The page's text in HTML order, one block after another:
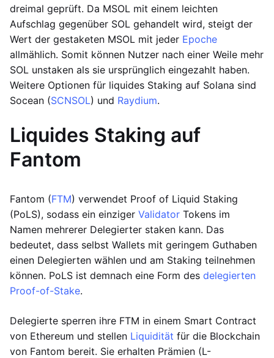
dreimal geprüft. Da MSOL mit einem leichten
Aufschlag gegenüber SOL gehandelt wird, steigt der
Wert der gestaketen MSOL mit jeder Epoche
allmählich. Somit können Nutzer nach einer Weile mehr
SOL unstaken als sie ursprünglich eingezahlt haben.
Weitere Optionen für liquides Staking auf Solana sind
Socean (SCNSOL) und Raydium.
Liquides Staking auf
Fantom
Fantom (FTM) verwendet Proof of Liquid Staking
(PoLS), sodass ein einziger Validator Tokens im
Namen mehrerer Delegierter staken kann. Das
bedeutet, dass selbst Wallets mit geringem Guthaben
einen Delegierten wählen und am Staking teilnehmen
können. PoLS ist demnach eine Form des delegierten
Proof-of-Stake.
Delegierte sperren ihre FTM in einem Smart Contract
von Ethereum und stellen Liquidität für die Blockchain
von Fantom bereit. Sie erhalten Prämien (L-